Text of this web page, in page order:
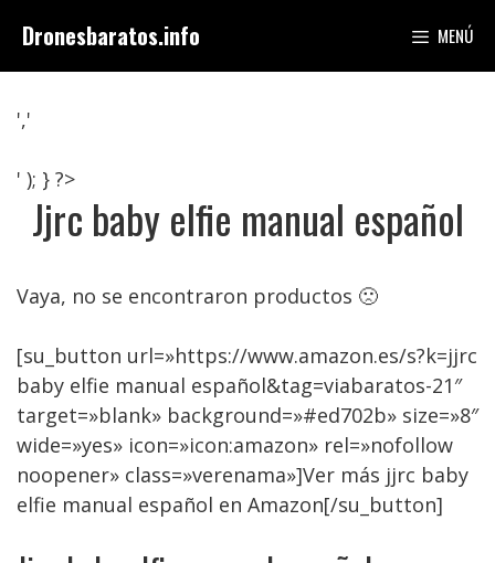
contenido
Dronesbaratos.info MENÚ
','
' ); } ?>
Jjrc baby elfie manual español
Vaya, no se encontraron productos 🙁
[su_button url=»https://www.amazon.es/s?k=jjrc
baby elfie manual español&tag=viabaratos-21″
target=»blank» background=»#ed702b» size=»8″
wide=»yes» icon=»icon:amazon» rel=»nofollow
noopener» class=»verenama»]Ver más jjrc baby
elfie manual español en Amazon[/su_button]